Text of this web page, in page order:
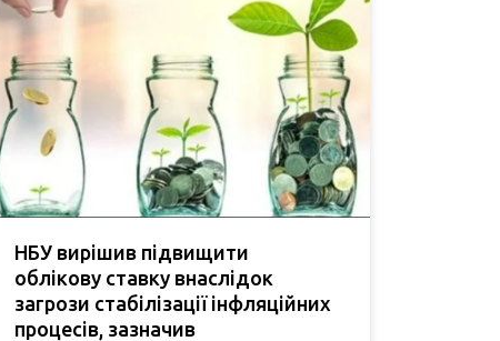
НБУ вирішив підвищити
облікову ставку внаслідок
загрози стабілізації інфляційних
процесів, зазначив